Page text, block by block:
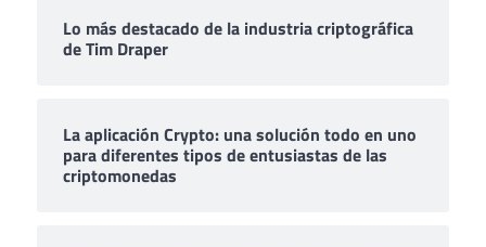
Lo más destacado de la industria criptográfica
de Tim Draper
La aplicación Crypto: una solución todo en uno
para diferentes tipos de entusiastas de las
criptomonedas